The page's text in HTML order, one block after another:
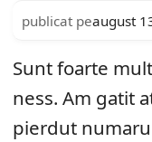
publicat peaugust
Sunt foarte
ness. Am gatit
pierdut